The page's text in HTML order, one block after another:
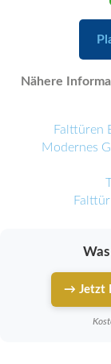
Nähere
Falttüren
Modernes
→ Jetzt